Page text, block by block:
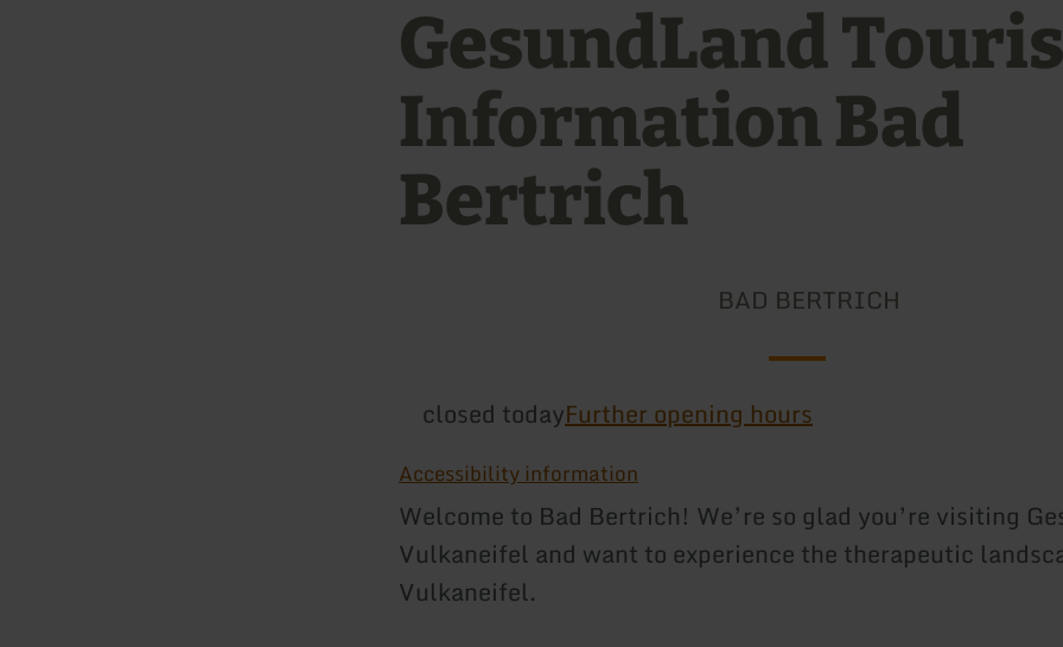
GesundLand
Information Bad
Bertrich
BAD BERTRICH
closed todayFurther opening hours
Accessibility information
Welcome to Bad Bertrich! We’re so glad you’re visiting
Vulkaneifel and want to experience the therapeutic
Vulkaneifel.